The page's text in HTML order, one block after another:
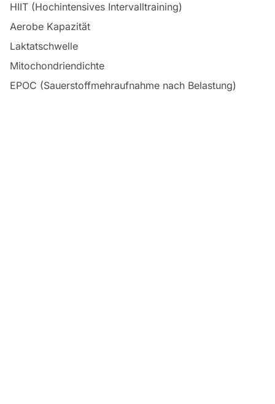
HIIT (Hochintensives Intervalltraining)
Aerobe Kapazität
Laktatschwelle
Mitochondriendichte
EPOC (Sauerstoffmehraufnahme nach Belastung)